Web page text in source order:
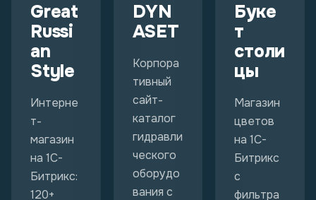
Great
Russi
an
Style
Интерне
т-
магазин
на 1С-
Битрикс:
120+
DYN
ASET
Корпора
тивный
сайт-
каталог
гидравли
ческого
оборудо
вания с
Буке
т
столи
цы
Магазин
цветов
на 1С-
Битрикс
с
фильтра